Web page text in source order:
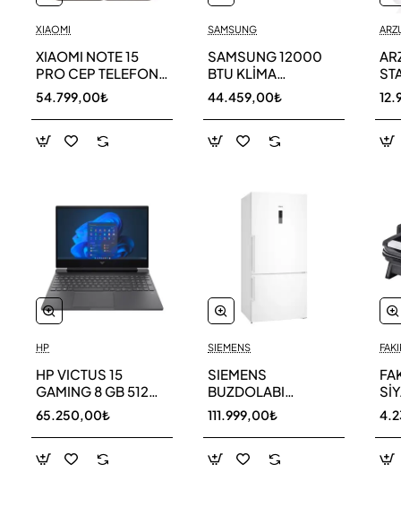
XIAOMI
XIAOMI NOTE 15
PRO CEP TELEFONU
256 GB
54.799,00₺
HP
HP VICTUS 15
GAMING 8 GB 512
GB SSD LAPTOP
FA0011NT 80D33EA
65.250,00₺
SAMSUNG
SAMSUNG 12000
BTU KLİMA
AR40F12C0AM SK
44.459,00₺
SIEMENS
SIEMENS
BUZDOLABI
KG86NCWE0N
111.999,00₺